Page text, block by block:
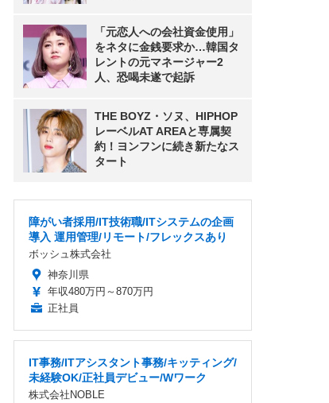
「元恋人への会社資金使用」
をネタに金銭要求か…韓国タ
レントの元マネージャー2
人、恐喝未遂で起訴
THE BOYZ・ソヌ、HIPHOP
レーベルAT AREAと専属契
約！ヨンフンに続き新たなス
タート
障がい者採用/IT技術職/ITシステムの企画
導入 運用管理/リモート/フレックスあり
ボッシュ株式会社
神奈川県
年収480万円～870万円
正社員
IT事務/ITアシスタント事務/キッティング/
未経験OK/正社員デビュー/Wワーク
株式会社NOBLE